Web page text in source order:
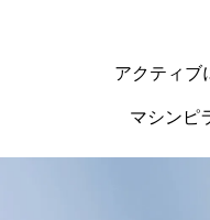
アクティブ
マシンピ